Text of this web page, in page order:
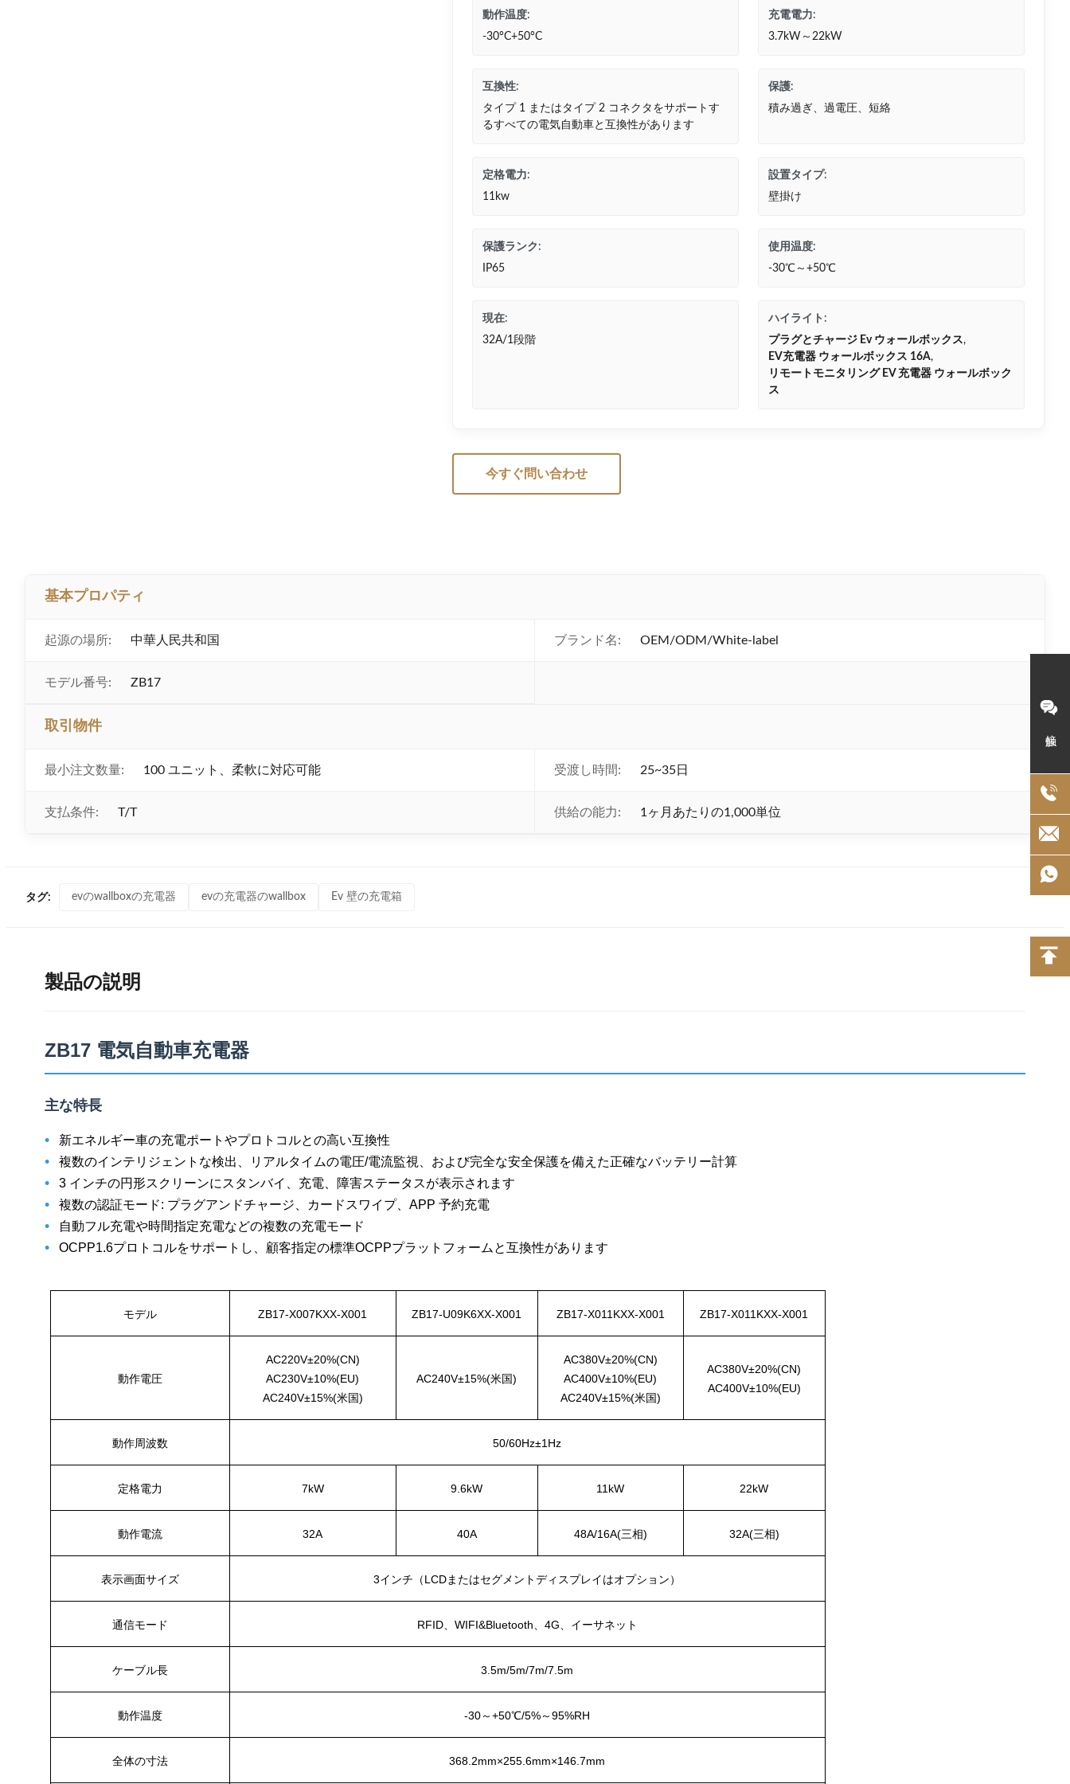
動作温度:
-30°C+50°C
充電電力:
3.7kW～22kW
互換性:
タイプ 1 またはタイプ 2 コネクタをサポートす
るすべての電気自動車と互換性があります
保護:
積み過ぎ、過電圧、短絡
定格電力:
11kw
設置タイプ:
壁掛け
保護ランク:
IP65
使用温度:
-30℃～+50℃
現在:
32A/1段階
ハイライト:
プラグとチャージ Ev ウォールボックス,
EV充電器 ウォールボックス 16A,
リモートモニタリング EV 充電器 ウォールボック
ス
今すぐ問い合わせ
基本プロパティ
起源の場所: 中華人民共和国 ブランド名: OEM/ODM/White-label
モデル番号: ZB17
取引物件
最小注文数量: 100 ユニット、柔軟に対応可能 受渡し時間: 25~35日
支払条件: T/T 供給の能力: 1ヶ月あたりの1,000単位
タグ: evのwallboxの充電器 evの充電器のwallbox Ev 壁の充電箱
製品の説明
ZB17 電気自動車充電器
主な特長
• 新エネルギー車の充電ポートやプロトコルとの高い互換性
• 複数のインテリジェントな検出、リアルタイムの電圧/電流監視、および完全な安全保護を備えた正確なバッテリー計算
• 3 インチの円形スクリーンにスタンバイ、充電、障害ステータスが表示されます
• 複数の認証モード: プラグアンドチャージ、カードスワイプ、APP 予約充電
• 自動フル充電や時間指定充電などの複数の充電モード
• OCPP1.6プロトコルをサポートし、顧客指定の標準OCPPプラットフォームと互換性があります
モデル ZB17-X007KXX-X001 ZB17-U09K6XX-X001 ZB17-X011KXX-X001 ZB17-X011KXX-X001
動作電圧
AC220V±20%(CN)
AC230V±10%(EU)
AC240V±15%(米国)
AC240V±15%(米国)
AC380V±20%(CN)
AC400V±10%(EU)
AC240V±15%(米国)
AC380V±20%(CN)
AC400V±10%(EU)
動作周波数 50/60Hz±1Hz
定格電力 7kW 9.6kW 11kW 22kW
動作電流 32A 40A 48A/16A(三相) 32A(三相)
表示画面サイズ 3インチ（LCDまたはセグメントディスプレイはオプション）
通信モード RFID、WIFI&Bluetooth、4G、イーサネット
ケーブル長 3.5m/5m/7m/7.5m
動作温度 -30～+50℃/5%～95%RH
全体の寸法 368.2mm×255.6mm×146.7mm